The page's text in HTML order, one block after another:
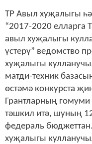
ТР Авыл хуҗалыгы
“2017-2020 елларга
авыл хуҗалыгы
үстерү” ведомство
хуҗалыгы
матди-техник
өстәмә конкурста
Грантларның
тәшкил итә, шуның
федераль
хуҗалыгы